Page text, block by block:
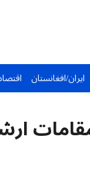
ایران/افغانستان